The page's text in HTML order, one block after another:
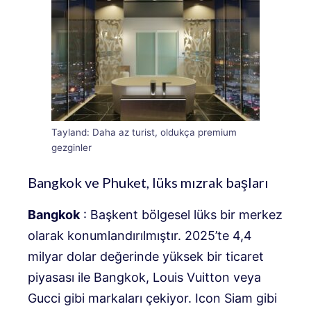
Tayland: Daha az turist, oldukça premium
gezginler
Bangkok ve Phuket, lüks mızrak başları
Bangkok: Başkent bölgesel lüks bir merkez
olarak konumlandırılmıştır. 2025’te 4,4
milyar dolar değerinde yüksek bir ticaret
piyasası ile Bangkok, Louis Vuitton veya
Gucci gibi markaları çekiyor. Icon Siam gibi